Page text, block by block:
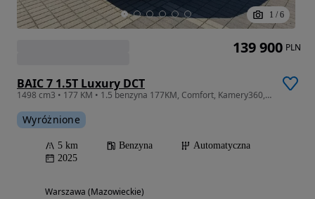
1 / 6
BAIC 7 1.5T Luxury DCT
1498 cm3 • 177 KM • 1.5 benzyna 177KM, Comfort, Kamery360, masaże
Wyróżnione
5 km Benzyna
Automatyczna
2025
Warszawa (Mazowieckie)
139 900 PLN